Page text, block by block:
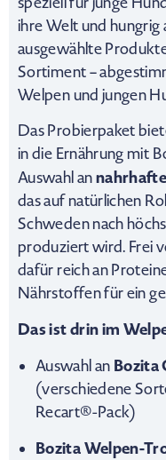
ihre Welt und hungrig
ausgewählte
Sortiment –
Welpen und jungen
Das Probierpaket
in die Ernährung mit
Auswahl an
das auf natürlichen
Schweden nach
produziert wird. Frei
dafür reich an
Nährstoffen für ein
Das ist drin im
Auswahl an Bozita
(verschiedene
Recart®-Pack)
Bozita Welpen-